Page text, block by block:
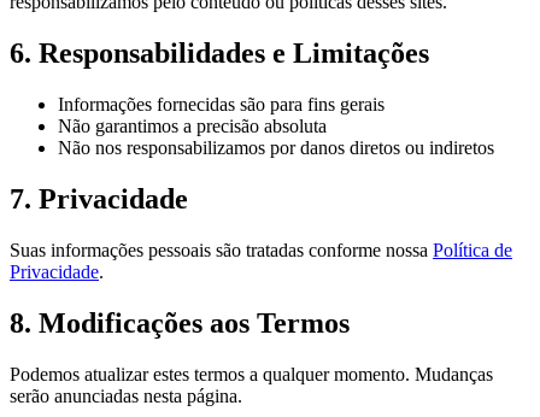
6. Responsabilidades e Limitações
Informações fornecidas são para fins gerais
Não garantimos a precisão absoluta
Não nos responsabilizamos por danos diretos ou indiretos
7. Privacidade
Suas informações pessoais são tratadas conforme nossa Política de
Privacidade.
8. Modificações aos Termos
Podemos atualizar estes termos a qualquer momento. Mudanças
serão anunciadas nesta página.